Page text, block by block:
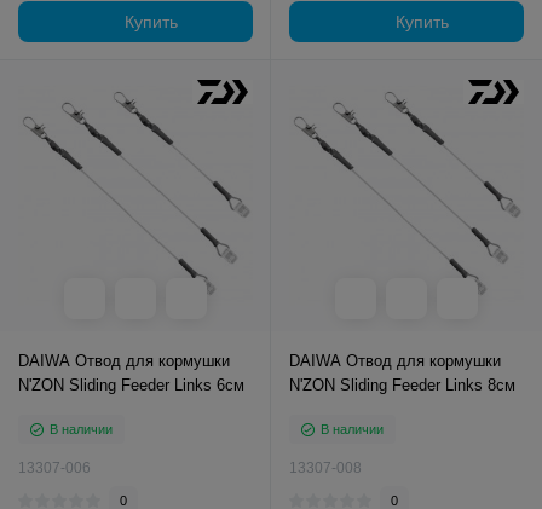
Купить Купить
DAIWA Отвод для кормушки
N'ZON Sliding Feeder Links 6см
В наличии
13307-006
0
DAIWA Отвод для кормушки
N'ZON Sliding Feeder Links 8см
В наличии
13307-008
0